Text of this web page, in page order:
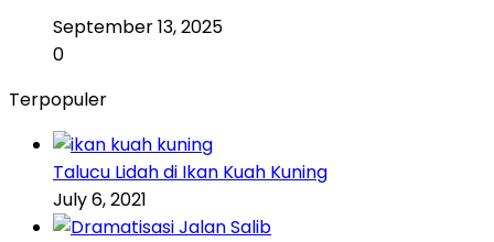
September 13, 2025
0
Terpopuler
Talucu Lidah di Ikan Kuah Kuning
July 6, 2021